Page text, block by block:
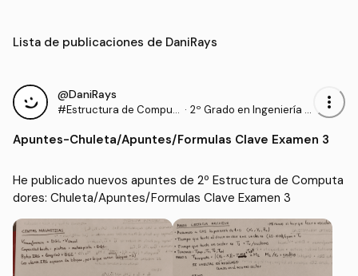
Lista de publicaciones de DaniRays
@DaniRays
#Estructura de Comput
· 2º Grado en Ingeniería In
more_vert
Apuntes-Chuleta/Apuntes/Formulas Clave Examen 3
He publicado nuevos apuntes de 2º Estructura de Computa
dores: Chuleta/Apuntes/Formulas Clave Examen 3